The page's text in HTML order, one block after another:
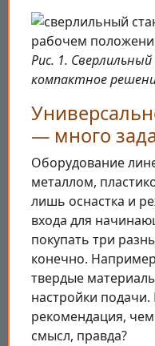
Рис. 1.
компактное
— много
Оборудование
металлом,
лишь оснастка и
входа для
покупать три
конечно.
твердые
настройки подачи.
рекомендация,
смысл, правда?